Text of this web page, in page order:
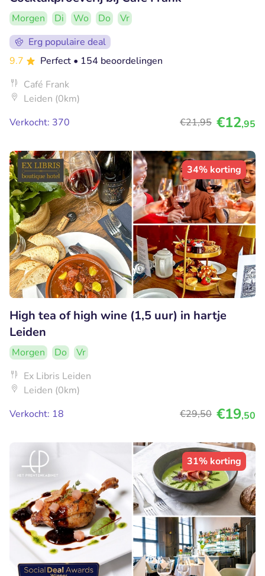
Morgen Di Wo Do
Vr
Erg populaire deal
9.7
Perfect • 154 beoordelingen
Café Frank
Leiden (0km)
Verkocht: 370
€21,95 €12,95
34% korting
High tea of high wine (1,5 uur) in hartje
Leiden
Morgen Do
Vr
Ex Libris Leiden
Leiden (0km)
Verkocht: 18
€29,50 €19,50
31% korting